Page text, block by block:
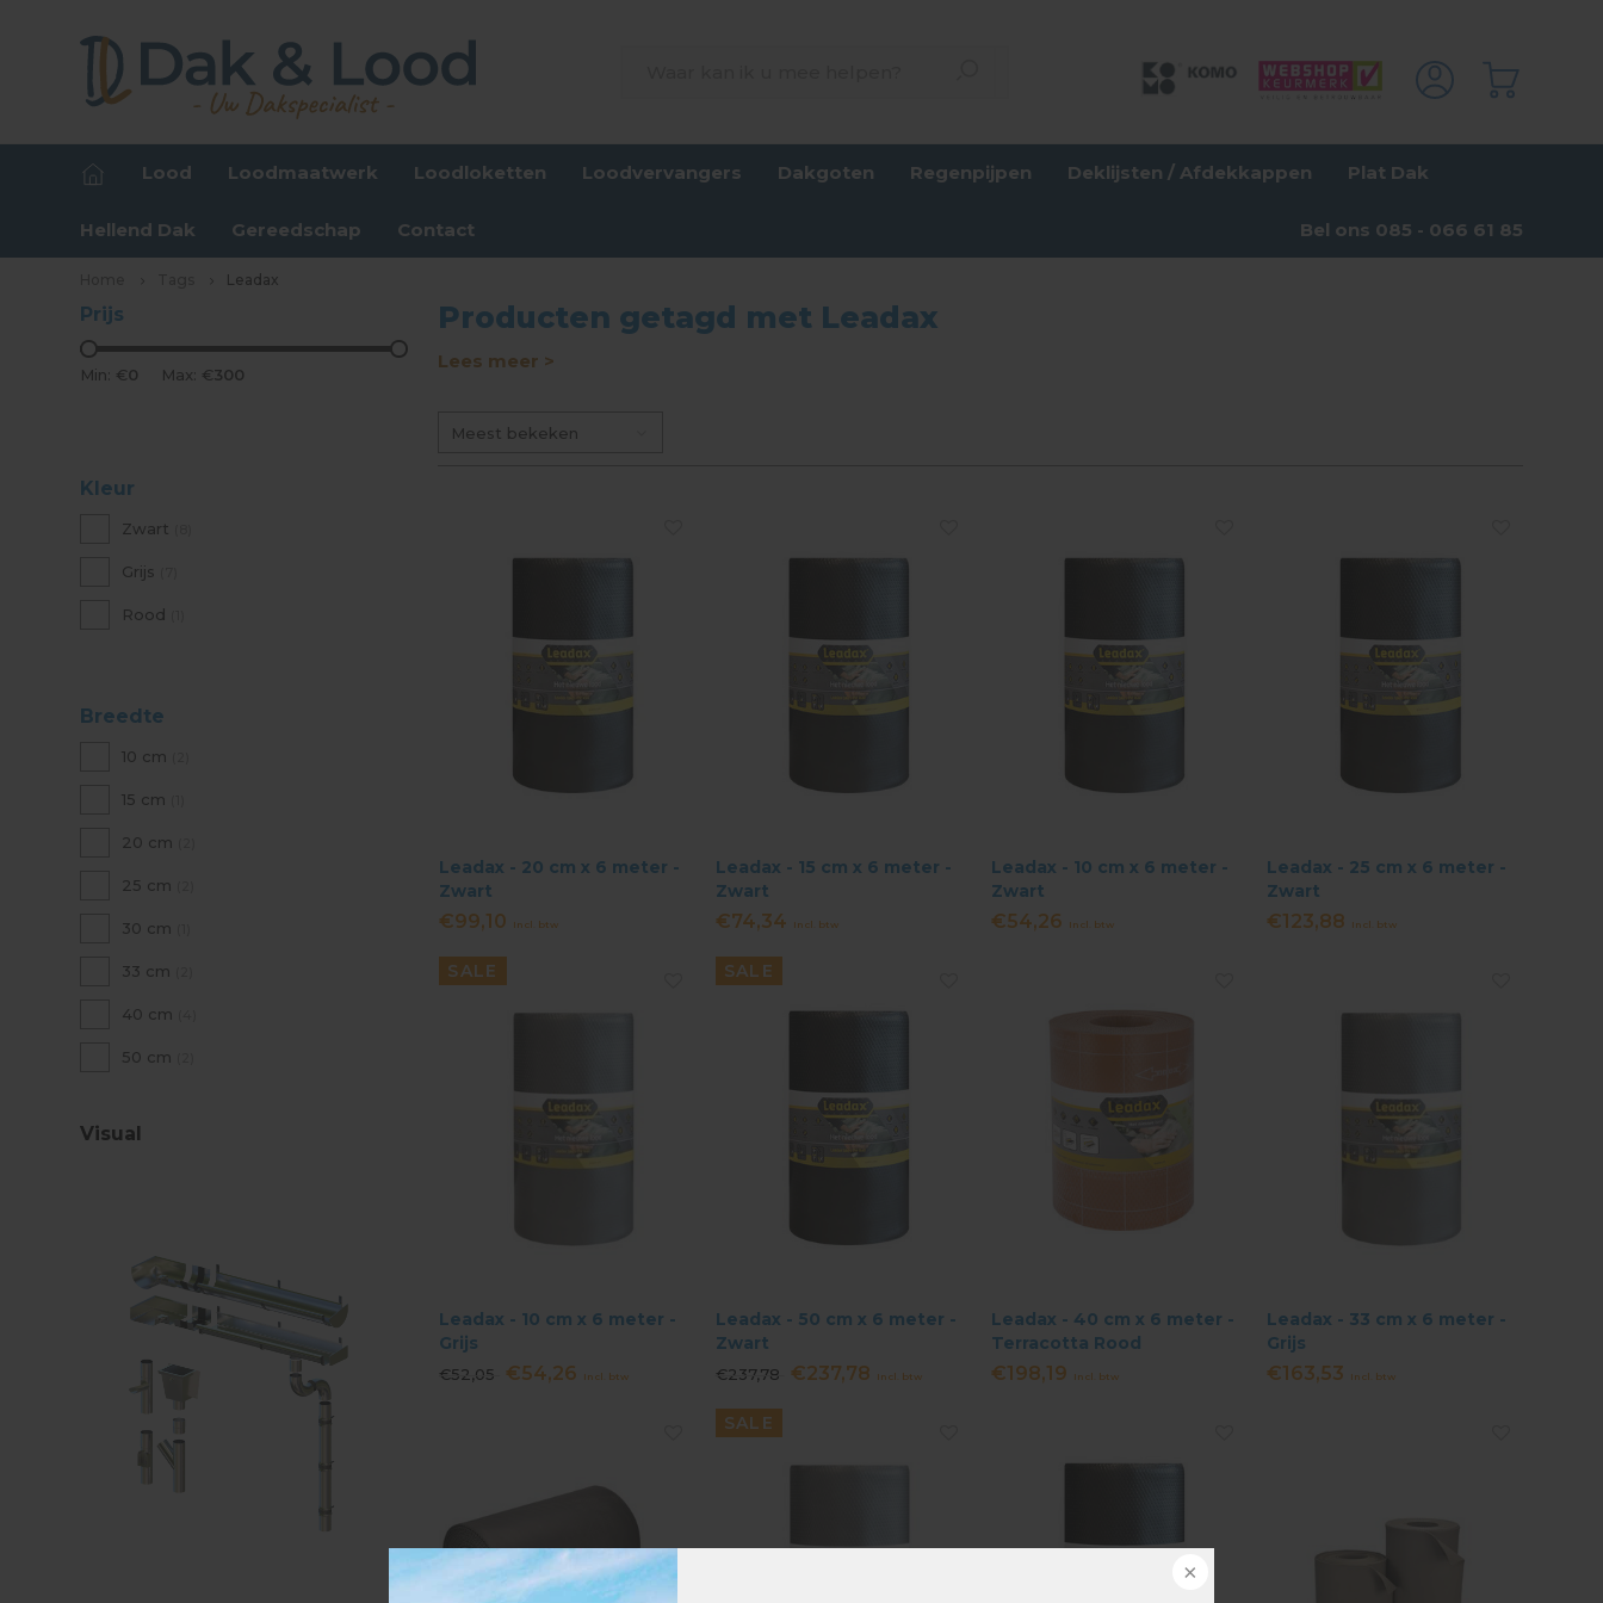
Lood Loodmaatwerk Loodloketten Loodvervangers Dakgoten Regenpijpen Deklijsten / Afdekkappen Plat Dak
Hellend Dak Gereedschap Contact Bel ons 085 - 066 61 85
Leadax
Prijs
Min: €0 Max: €300
Kleur
Zwart
Grijs
Rood
Breedte
10 cm
15 cm
20 cm
25 cm
30 cm
33 cm
40 cm
50 cm
Visual
Producten getagd met Leadax
Lees meer >
Meest bekeken
Leadax - 20 cm x 6 meter -
Zwart
€99,10 Incl. btw
Leadax - 15 cm x 6 meter -
Zwart
€74,34 Incl. btw
Leadax - 10 cm x 6 meter -
Zwart
€54,26 Incl. btw
Leadax - 25 cm x 6 meter -
Zwart
€123,88 Incl. btw
SALE
Leadax - 10 cm x 6 meter -
Grijs
€52,05 €54,26 Incl. btw
SALE
Leadax - 50 cm x 6 meter -
Zwart
€237,78 €237,78 Incl. btw
Leadax - 40 cm x 6 meter -
Terracotta Rood
€198,19 Incl. btw
Leadax - 33 cm x 6 meter -
Grijs
€163,53 Incl. btw
SALE